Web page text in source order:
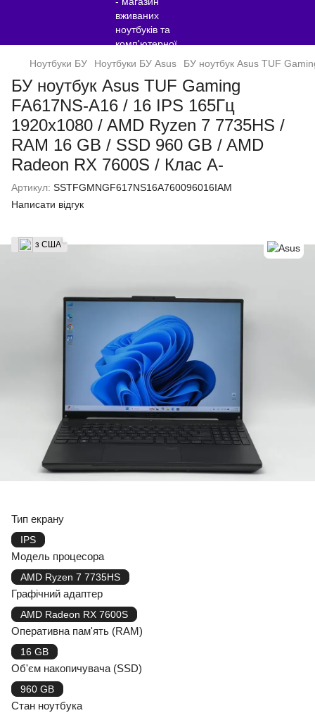
Ноутбуки БУ Ноутбуки БУ Asus БУ ноутбук Asus TUF
БУ ноутбук Asus TUF Gaming
FA617NS-A16 / 16 IPS 165Гц
1920x1080 / AMD Ryzen 7 7735HS /
RAM 16 GB / SSD 960 GB / AMD
Radeon RX 7600S / Клас A-
Артикул: SSTFGMNGF617NS16A760096016IAM
Написати відгук
з США
Тип екрану
IPS
Модель процесора
AMD Ryzen 7 7735HS
Графічний адаптер
AMD Radeon RX 7600S
Оперативна пам'ять (RAM)
16 GB
Об'єм накопичувача (SSD)
960 GB
Стан ноутбука